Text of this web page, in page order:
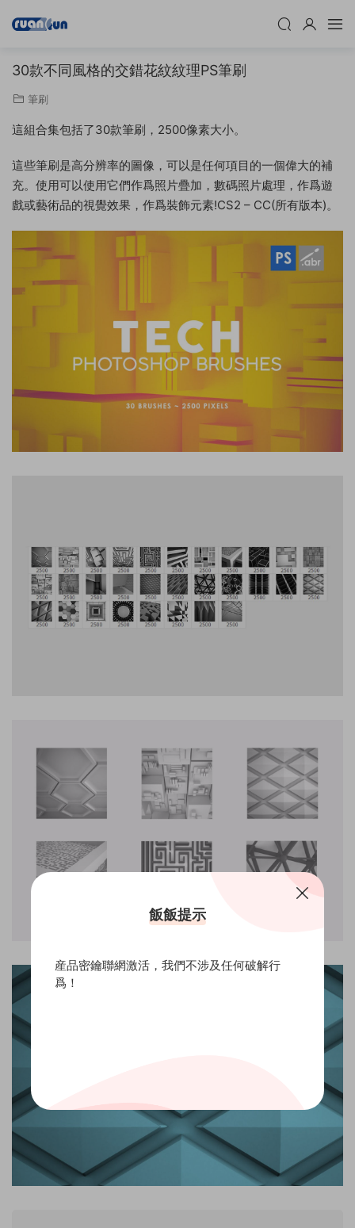
30款不同風格的交錯花紋紋理PS筆刷
筆刷
這組合集包括了30款筆刷，2500像素大小。
這些筆刷是高分辨率的圖像，可以是任何項目的一個偉大的補
充。使用可以使用它們作爲照片疊加，數碼照片處理，作爲遊
戲或藝術品的視覺效果，作爲裝飾元素!CS2 – CC(所有版本)。
飯飯提示
産品密鑰聯網激活，我們不涉及任何破解行
爲！